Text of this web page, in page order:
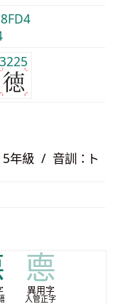
8FD4
3225
年級 / 音訓：ト
㥁
異用字
入管正字